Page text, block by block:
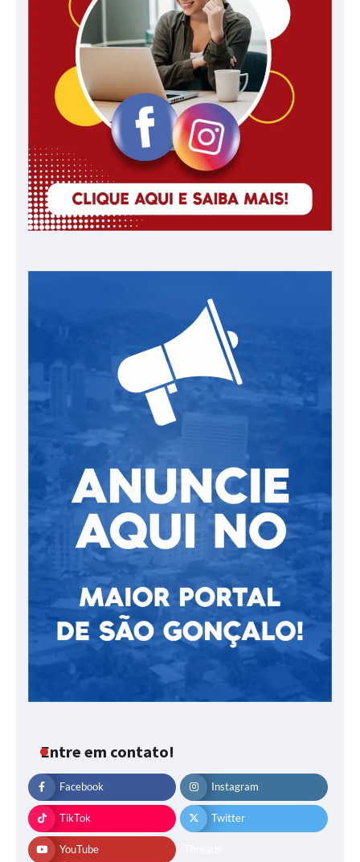
Entre em contato!
Facebook Instagram
TikTok Twitter
YouTube